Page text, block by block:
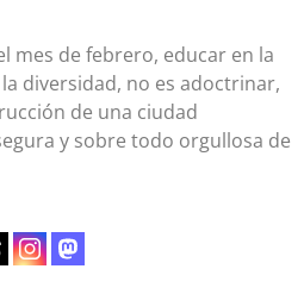
mes de febrero, educar en la
diversidad, no es adoctrinar,
de una ciudad
y sobre todo orgullosa de